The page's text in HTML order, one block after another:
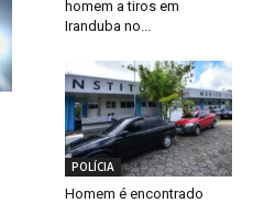
homem a tiros em
Iranduba no...
POLÍCIA
Homem é encontrado